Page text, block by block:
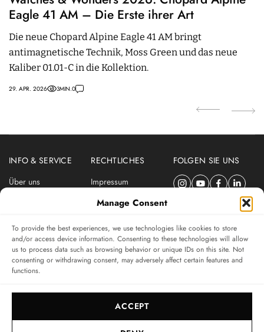
Manage Consent
To provide the best experiences, we use technologies like cookies to store
and/or access device information. Consenting to these technologies will allow
us to process data such as browsing behavior or unique IDs on this site. Not
consenting or withdrawing consent, may adversely affect certain features and
functions.
ACCEPT
Eagle 41 AM – Die Erste ihrer Art
Die neue Chopard Alpine Eagle 41 AM bringt
antimagnetische Technik, Moss Green und das neue
Kaliber 01.01-C in die Kollektion.
29. APR. 2026 3MIN.0
INFO & SERVICE
Über uns
RECHTLICHES
Impressum
Datenschutzerklärung
FOLGEN SIE UNS
ABONNIEREN SIE DEN SWISSWATCHES NEWSLETTER
Das unabhängige Magazin für Uhren-Connaisseurs
SUBSCRIBE